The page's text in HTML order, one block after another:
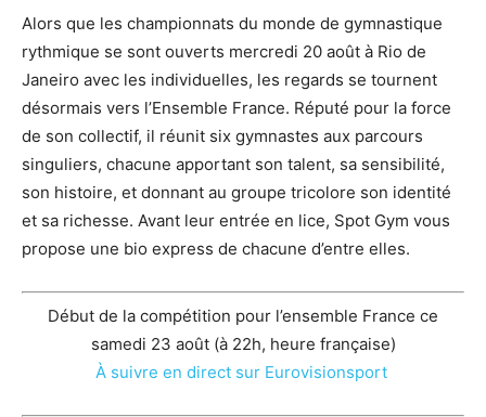
Alors que les championnats du monde de gymnastique
rythmique se sont ouverts mercredi 20 août à Rio de
Janeiro avec les individuelles, les regards se tournent
désormais vers l’Ensemble France. Réputé pour la force
de son collectif, il réunit six gymnastes aux parcours
singuliers, chacune apportant son talent, sa sensibilité,
son histoire, et donnant au groupe tricolore son identité
et sa richesse. Avant leur entrée en lice, Spot Gym vous
propose une bio express de chacune d’entre elles.
Début de la compétition pour l’ensemble France ce
samedi 23 août (à 22h, heure française)
À suivre en direct sur Eurovisionsport